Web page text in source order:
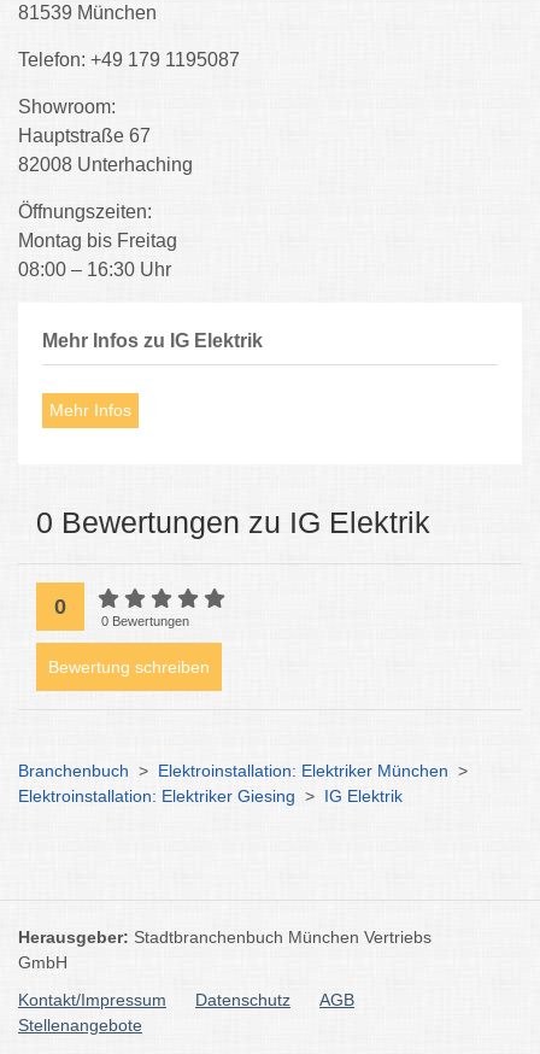
81539 München
Telefon: +49 179 1195087
Showroom:
Hauptstraße 67
82008 Unterhaching
Öffnungszeiten:
Montag bis Freitag
08:00 – 16:30 Uhr
Mehr Infos zu IG Elektrik
Mehr Infos
0 Bewertungen zu IG Elektrik
0
0 Bewertungen
Bewertung schreiben
Branchenbuch > Elektroinstallation: Elektriker München >
Elektroinstallation: Elektriker Giesing > IG Elektrik
Herausgeber: Stadtbranchenbuch München Vertriebs
GmbH
Kontakt/Impressum
Datenschutz
AGB
Stellenangebote